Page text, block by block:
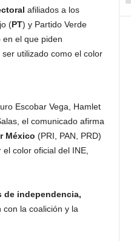
afiliados a los
(PT) y Partido Verde
el que piden
utilizado como el color
Escobar Vega, Hamlet
el comunicado afirma
México (PRI, PAN, PRD)
color oficial del INE,
de independencia,
con la coalición y la